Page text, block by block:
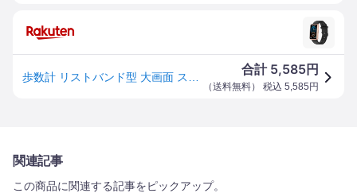
合計 5,585円
（送料無料） 税込 5,585 円
関連記事
この商品に関連する記事をピックアップ。